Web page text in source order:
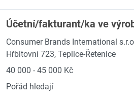
Účetní/fakturant/ka ve
Consumer Brands International
Hřbitovní 723, Teplice-Řetenice
40 000 - 45 000 Kč
Pořád hledají